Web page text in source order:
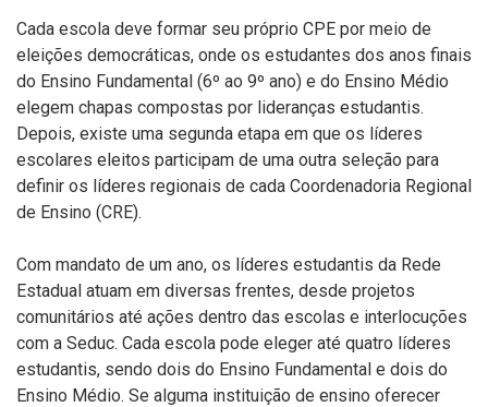
Cada escola deve formar seu próprio CPE por meio de
eleições democráticas, onde os estudantes dos anos finais
do Ensino Fundamental (6º ao 9º ano) e do Ensino Médio
elegem chapas compostas por lideranças estudantis.
Depois, existe uma segunda etapa em que os líderes
escolares eleitos participam de uma outra seleção para
definir os líderes regionais de cada Coordenadoria Regional
de Ensino (CRE).
Com mandato de um ano, os líderes estudantis da Rede
Estadual atuam em diversas frentes, desde projetos
comunitários até ações dentro das escolas e interlocuções
com a Seduc. Cada escola pode eleger até quatro líderes
estudantis, sendo dois do Ensino Fundamental e dois do
Ensino Médio. Se alguma instituição de ensino oferecer